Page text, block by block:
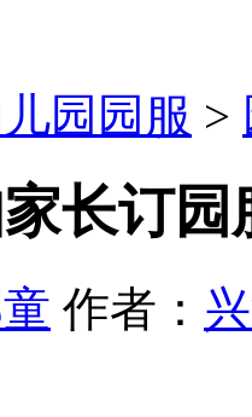
园园服 >
长订园
作者：